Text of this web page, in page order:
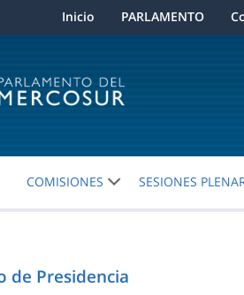
Inicio PARLAMENTO
COMISIONES SESIONES
de Presidencia